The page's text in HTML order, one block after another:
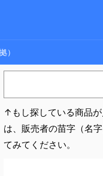
）
↑もし探している商品
は、販売者の苗字（名
てみてください。